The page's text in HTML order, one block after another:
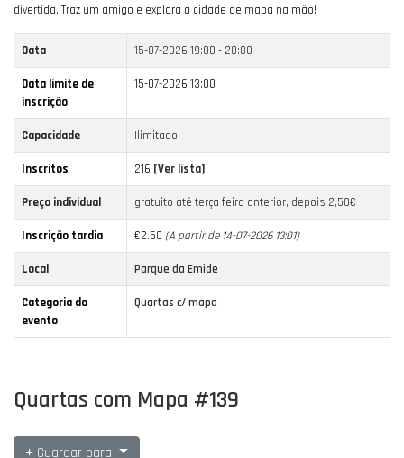
divertida. Traz um amigo e explora a cidade de mapa na mão!
Data 15-07-2026 19:00 - 20:00
Data limite de
inscrição
15-07-2026 13:00
Capacidade Ilimitado
Inscritos 216 [Ver lista]
Preço individual gratuito até terça feira anterior, depois 2,50€
Inscrição tardia €2.50 (A partir de 14-07-2026 13:01)
Local Parque da Emide
Categoria do
evento
Quartas c/ mapa
Quartas com Mapa #139
Guardar para